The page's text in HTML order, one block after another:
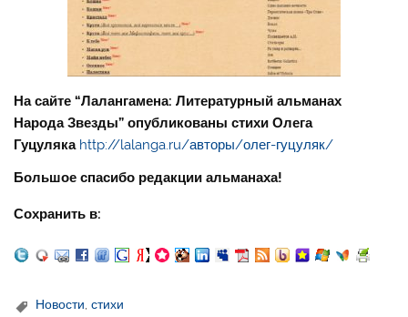
На сайте “Лалангамена: Литературный альманах
Народа Звезды” опубликованы стихи Олега
Гуцуляка http://lalanga.ru/авторы/олег-гуцуляк/
Большое спасибо редакции альманаха!
Сохранить в:
Новости,стихи